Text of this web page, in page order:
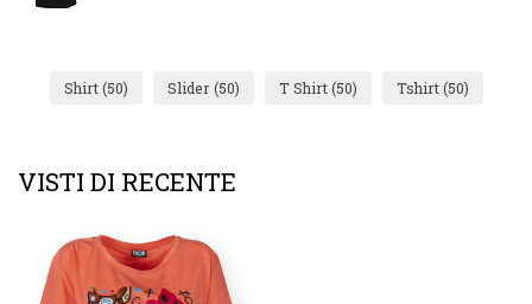
Shirt(50) Slider(50) T Shirt(50) Tshirt(50)
VISTI DI RECENTE